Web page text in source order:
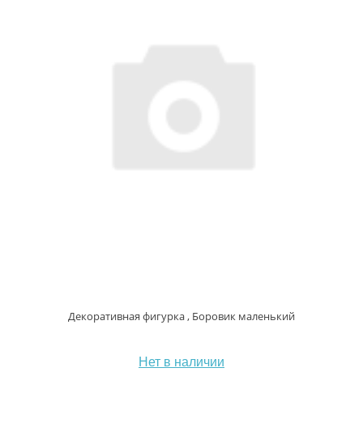
Декоративная фигурка , Боровик маленький
Нет в наличии